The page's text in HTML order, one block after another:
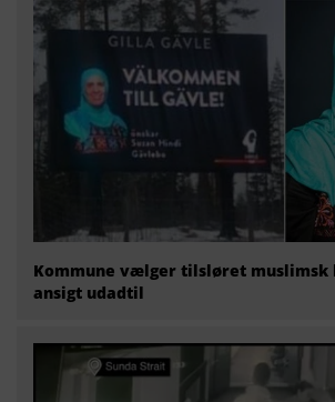
Kommune vælger tilsløret muslimsk
ansigt udadtil